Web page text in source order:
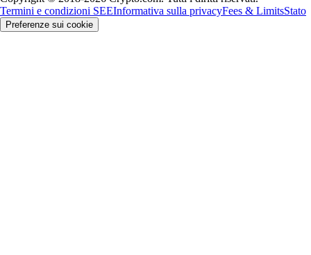
Termini e condizioni SEEInformativa sulla privacyFees & LimitsStato
Preferenze sui cookie